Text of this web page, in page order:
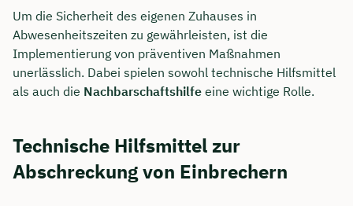
Um die Sicherheit des eigenen Zuhauses in
Abwesenheitszeiten zu gewährleisten, ist die
Implementierung von präventiven Maßnahmen
unerlässlich. Dabei spielen sowohl technische Hilfsmittel
als auch die Nachbarschaftshilfe eine wichtige Rolle.
Technische Hilfsmittel zur
Abschreckung von Einbrechern